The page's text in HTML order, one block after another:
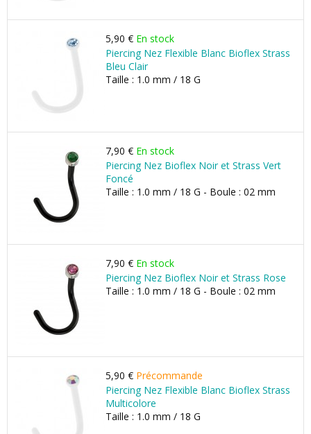
5,90 € En stock
Piercing Nez Flexible Blanc Bioflex Strass
Bleu Clair
Taille : 1.0 mm / 18 G
7,90 € En stock
Piercing Nez Bioflex Noir et Strass Vert
Foncé
Taille : 1.0 mm / 18 G - Boule : 02 mm
7,90 € En stock
Piercing Nez Bioflex Noir et Strass Rose
Taille : 1.0 mm / 18 G - Boule : 02 mm
5,90 € Précommande
Piercing Nez Flexible Blanc Bioflex Strass
Multicolore
Taille : 1.0 mm / 18 G